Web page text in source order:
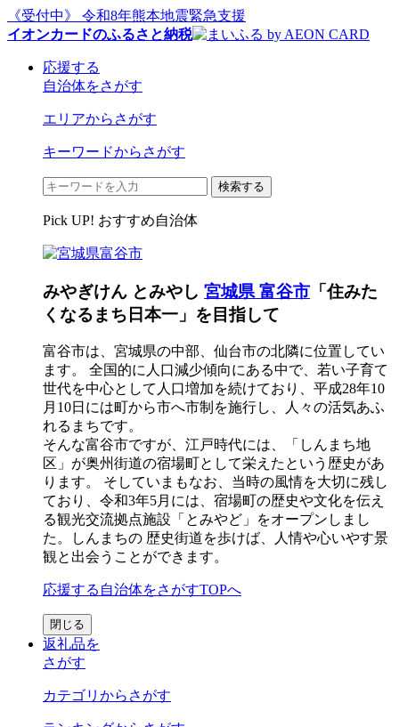
《受付中》 令和8年熊本地震緊急支援
イオンカードのふるさと納税
応援する
自治体をさがす
エリアからさがす
キーワードからさがす
検索する
Pick UP! おすすめ自治体
みやぎけん とみやし 宮城県 富谷市 「住みた
くなるまち日本一」を目指して
富谷市は、宮城県の中部、仙台市の北隣に位置してい
ます。 全国的に人口減少傾向にある中で、若い子育て
世代を中心として人口増加を続けており、平成28年10
月10日には町から市へ市制を施行し、人々の活気あふ
れるまちです。
そんな富谷市ですが、江戸時代には、「しんまち地
区」が奥州街道の宿場町として栄えたという歴史があ
ります。 そしていまもなお、当時の風情を大切に残し
ており、令和3年5月には、宿場町の歴史や文化を伝え
る観光交流拠点施設「とみやど」をオープンしまし
た。しんまちの 歴史街道を歩けば、人情や心いやす景
観と出会うことができます。
応援する自治体をさがすTOPへ
閉じる
返礼品を
さがす
カテゴリからさがす